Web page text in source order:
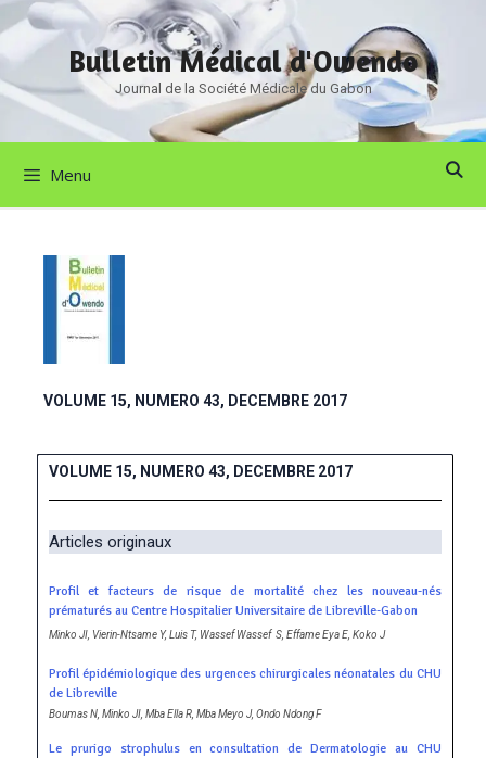
Bulletin Médical d'Owendo
Journal de la Société Médicale du Gabon
Menu
VOLUME 15, NUMERO 43, DECEMBRE 2017
VOLUME 15, NUMERO 43, DECEMBRE 2017
Articles originaux
Profil et facteurs de risque de mortalité chez les nouveau-nés
prématurés au Centre Hospitalier Universitaire de Libreville-Gabon
Minko JI, Vierin-Ntsame Y, Luis T, Wassef Wassef S, Effame Eya E, Koko J
Profil épidémiologique des urgences chirurgicales néonatales du CHU
de Libreville
Boumas N, Minko JI, Mba Ella R, Mba Meyo J, Ondo Ndong F
Le prurigo strophulus en consultation de Dermatologie au CHU